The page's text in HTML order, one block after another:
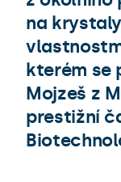
na
kterém se
Mojzeš z
prestižní